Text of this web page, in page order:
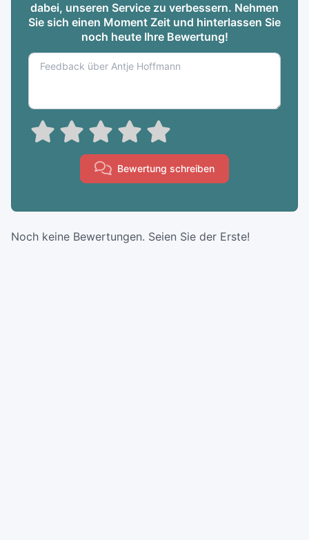
dabei, unseren Service zu verbessern. Nehmen
Sie sich einen Moment Zeit und hinterlassen Sie
noch heute Ihre Bewertung!
Bewertung schreiben
Noch keine Bewertungen. Seien Sie der Erste!